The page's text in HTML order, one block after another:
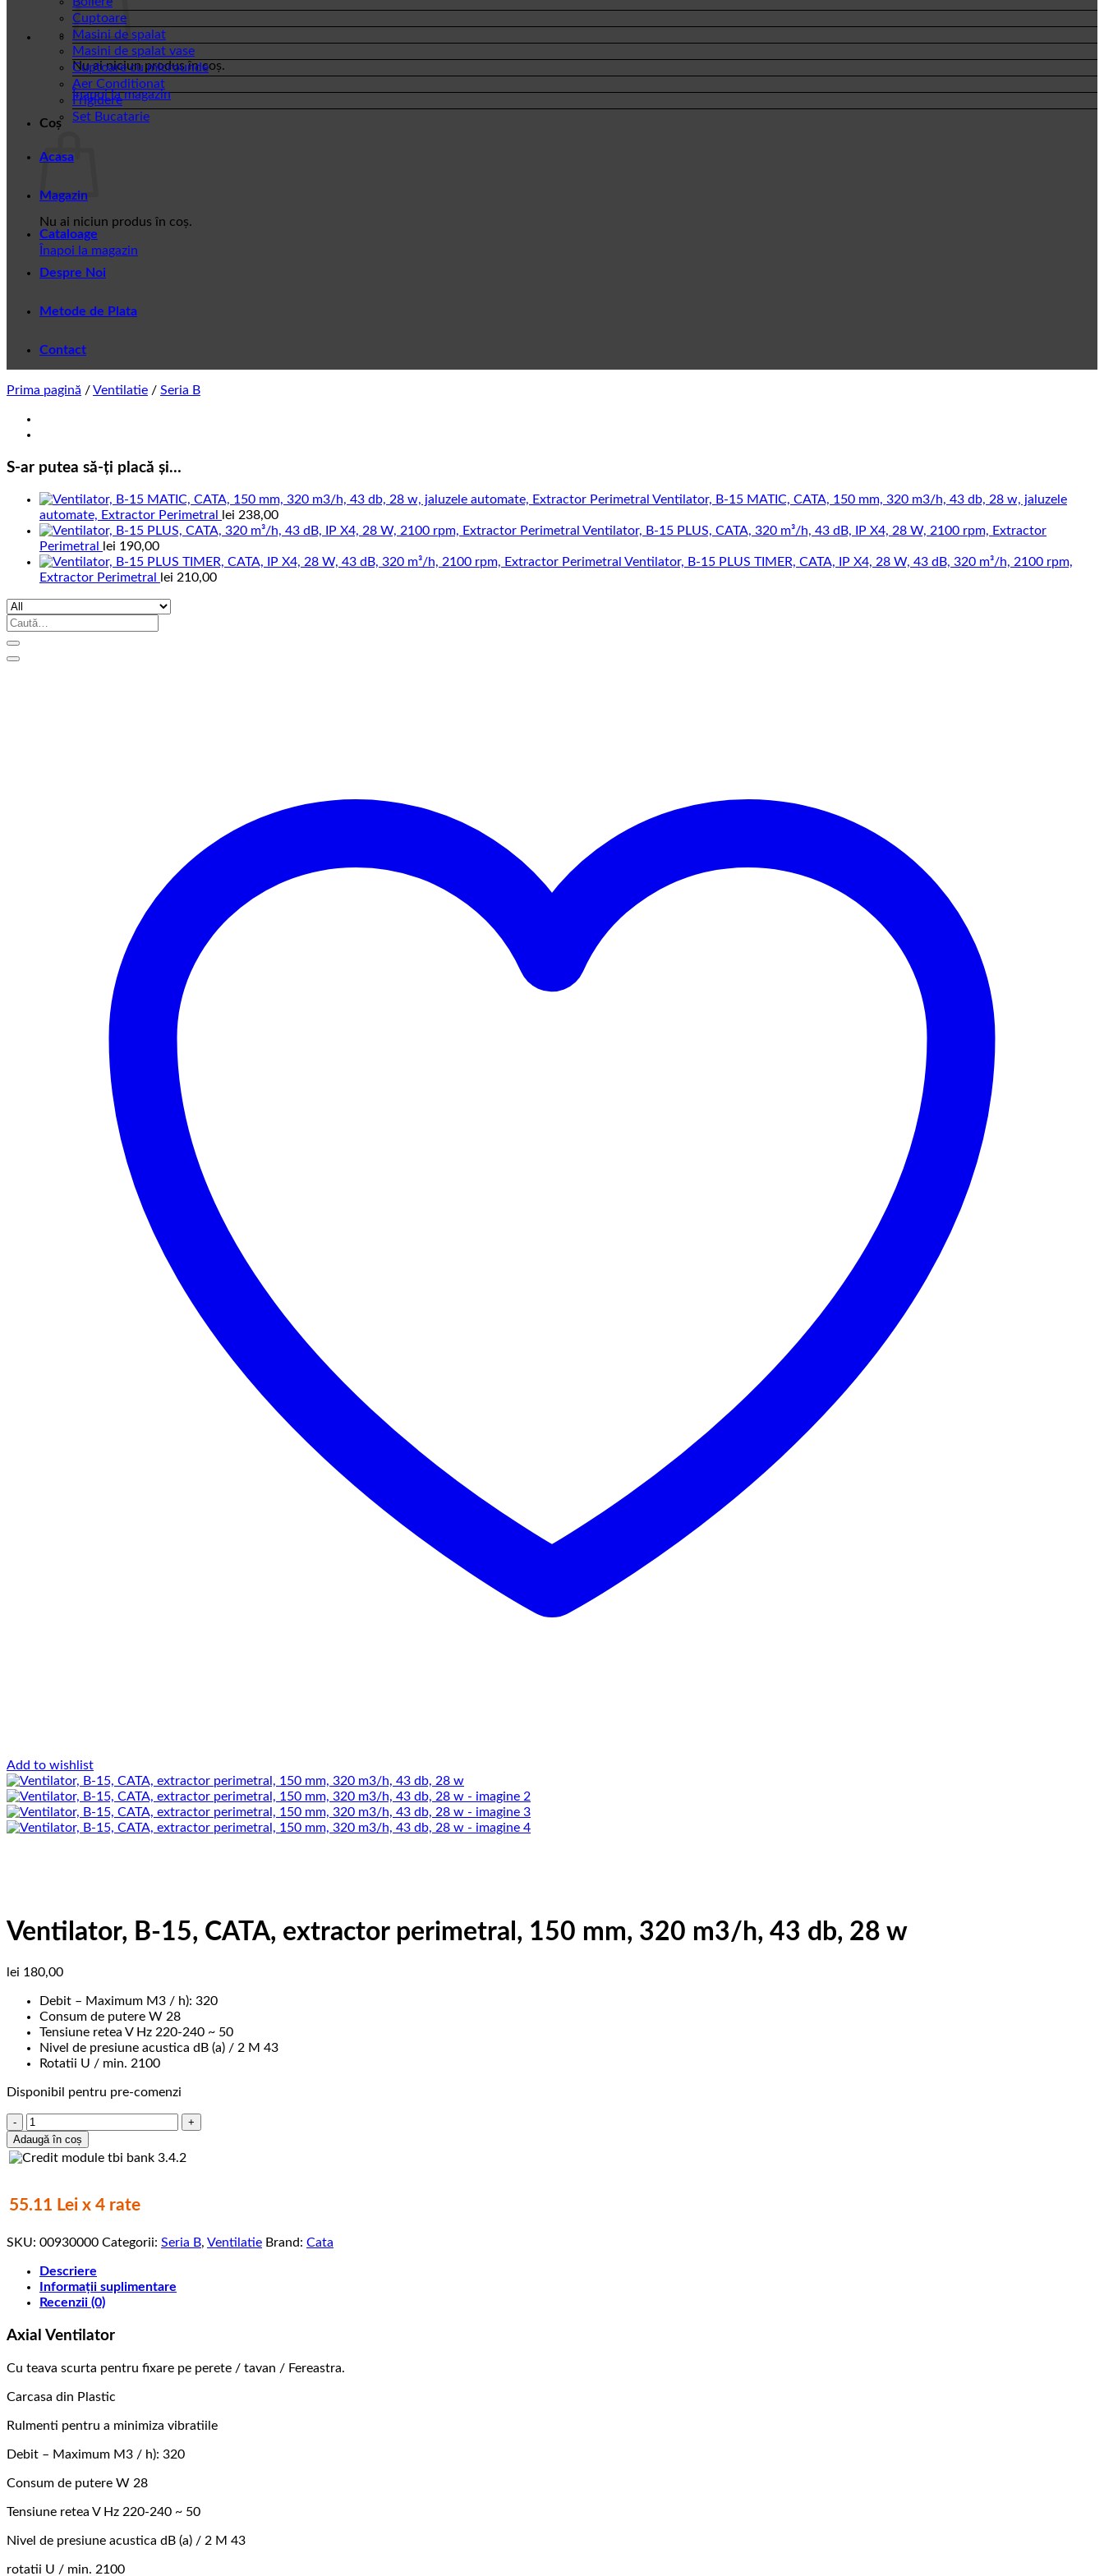
Nu ai niciun produs în coș.
Înapoi la magazin
Coș
Nu ai niciun produs în coș.
Înapoi la magazin
Cuptoare
Masini de spalat
Masini de spalat vase
Cuptoare cu microunde
Aer Conditionat
Frigidere
Set Bucatarie
Acasa
Magazin
Cataloage
Despre Noi
Metode de Plata
Contact
Prima pagină /Ventilatie / Seria B
S-ar putea să-ți placă și…
Ventilator, B-15 MATIC, CATA, 150 mm, 320 m3/h, 43 db, 28 w, jaluzele
automate, Extractor Perimetral
lei 238,00
Ventilator, B-15 PLUS, CATA, 320 m³/h, 43 dB, IP X4, 28 W, 2100 rpm, Extractor
Perimetral
lei 190,00
Ventilator, B-15 PLUS TIMER, CATA, IP X4, 28 W, 43 dB, 320 m³/h, 2100 rpm,
Extractor Perimetral
lei 210,00
Caută
Add to wishlist
Ventilator, B-15, CATA, extractor perimetral, 150 mm, 320 m3/h, 43 db, 28 w
lei 180,00
Debit – Maximum M3 / h): 320
Consum de putere W 28
Tensiune retea V Hz 220-240 ~ 50
Nivel de presiune acustica dB (a) / 2 M 43
Rotatii U / min. 2100
Disponibil pentru pre-comenzi
Cantitate
Ventilator,
B-
extractor
perimetral,
mm,
m3/h,
43
db,
w
Adaugă în coș
55.11 Lei x 4 rate
SKU: 00930000 Categorii: Seria B, Ventilatie Brand: Cata
Descriere
Informații suplimentare
Recenzii (0)
Axial Ventilator
Cu teava scurta pentru fixare pe perete / tavan / Fereastra.
Carcasa din Plastic
Rulmenti pentru a minimiza vibratiile
Debit – Maximum M3 / h): 320
Consum de putere W 28
Tensiune retea V Hz 220-240 ~ 50
Nivel de presiune acustica dB (a) / 2 M 43
rotatii U / min. 2100